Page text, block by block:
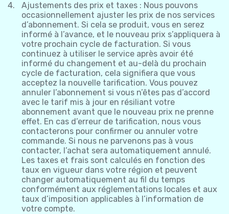
Ajustements des prix et taxes : Nous pouvons
occasionnellement ajuster les prix de nos services
d’abonnement. Si cela se produit, vous en serez
informé à l’avance, et le nouveau prix s’appliquera à
votre prochain cycle de facturation. Si vous
continuez à utiliser le service après avoir été
informé du changement et au-delà du prochain
cycle de facturation, cela signifiera que vous
acceptez la nouvelle tarification. Vous pouvez
annuler l’abonnement si vous n’êtes pas d’accord
avec le tarif mis à jour en résiliant votre
abonnement avant que le nouveau prix ne prenne
effet. En cas d’erreur de tarification, nous vous
contacterons pour confirmer ou annuler votre
commande. Si nous ne parvenons pas à vous
contacter, l’achat sera automatiquement annulé.
Les taxes et frais sont calculés en fonction des
taux en vigueur dans votre région et peuvent
changer automatiquement au fil du temps
conformément aux réglementations locales et aux
taux d’imposition applicables à l’information de
votre compte.